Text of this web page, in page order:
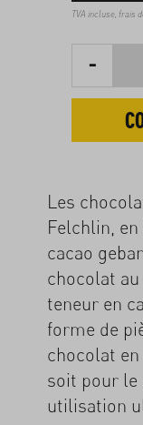
TVA incluse, frais
-
Les
Felchlin,
cacao
chocolat
teneur en
forme de
chocolat
soit pour le
utilisation